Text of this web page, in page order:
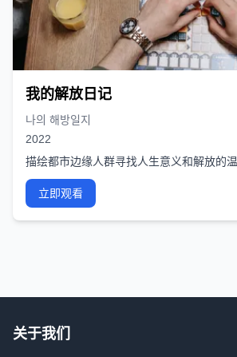
我的解放日记
나의 해방일지
2022
描绘都市边缘人群寻找人生意义和解放的温
立即观看
关于我们